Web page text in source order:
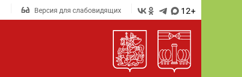
Версия для слабовидящих 12+